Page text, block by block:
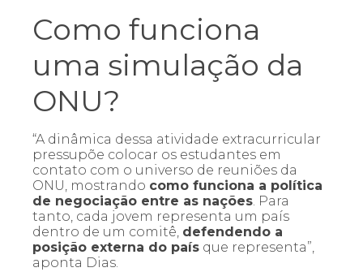
Como funciona
uma simulação da
ONU?
“A dinâmica dessa atividade extracurricular
pressupõe colocar os estudantes em
contato com o universo de reuniões da
ONU, mostrando como funciona a política
de negociação entre as nações. Para
tanto, cada jovem representa um país
dentro de um comitê, defendendo a
posição externa do país que representa”,
aponta Dias.